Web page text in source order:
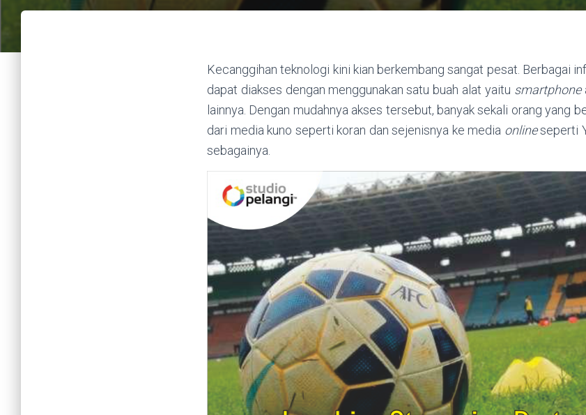
Kecanggihan teknologi kini kian berkembang sangat pesat. Berbagai
dapat diakses dengan menggunakan satu buah alat yaitu smartphone
lainnya. Dengan mudahnya akses tersebut, banyak sekali orang yang
dari media kuno seperti koran dan sejenisnya ke media onlineseperti
sebagainya.